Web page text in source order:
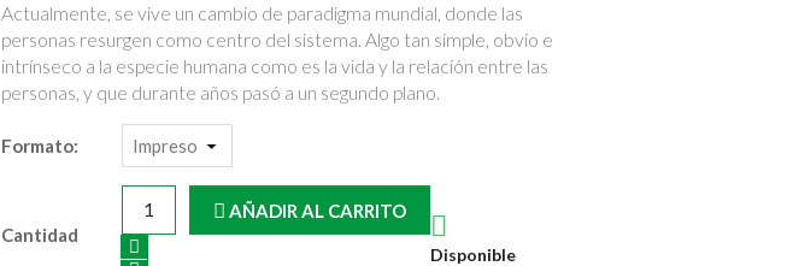
Actualmente, se vive un cambio de paradigma mundial, donde las
personas resurgen como centro del sistema. Algo tan simple, obvio e
intrínseco a la especie humana como es la vida y la relación entre las
personas, y que durante años pasó a un segundo plano.
Formato:
Cantidad
AÑADIR AL CARRITO 
Disponible